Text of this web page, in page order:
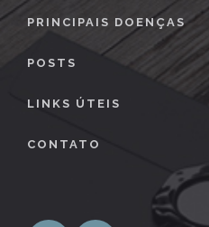
PRINCIPAIS DOENÇAS
POSTS
LINKS ÚTEIS
CONTATO